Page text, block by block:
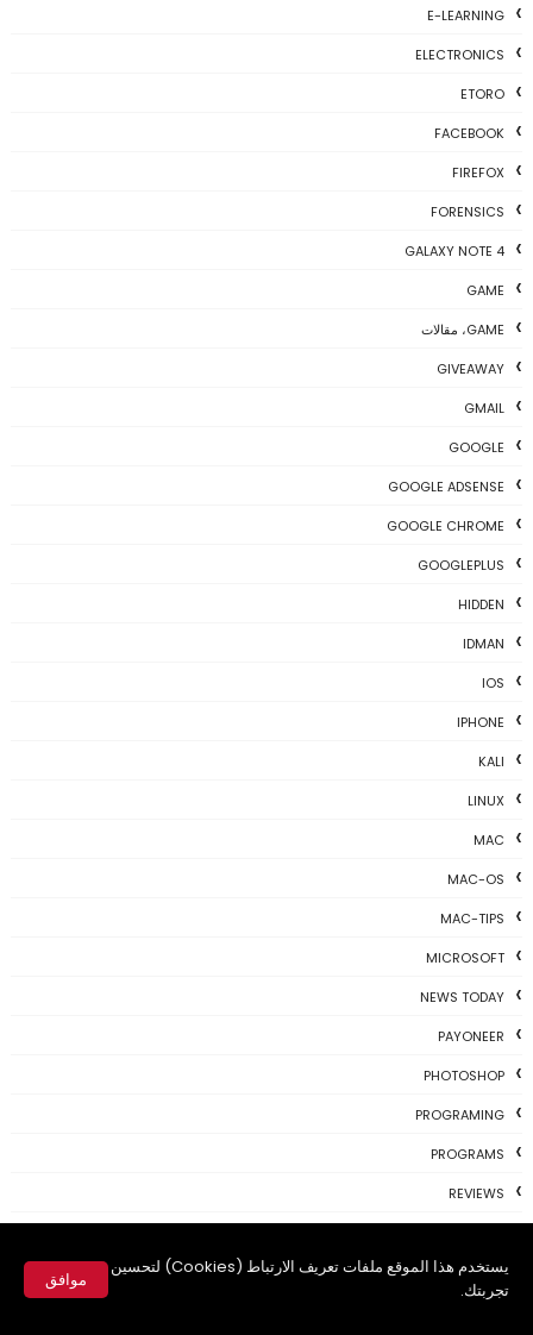
يستخدم هذا الموقع ملفات تعريف الارتباط (Cookies) لتحسين
تجربتك.
موافق
E-LEARNING
ELECTRONICS
ETORO
FACEBOOK
FIREFOX
FORENSICS
GALAXY NOTE 4
GAME
GAME، مقالات
GIVEAWAY
GMAIL
GOOGLE
GOOGLE ADSENSE
GOOGLE CHROME
GOOGLEPLUS
HIDDEN
IDMAN
IOS
IPHONE
KALI
LINUX
MAC
MAC-OS
MAC-TIPS
MICROSOFT
NEWS TODAY
PAYONEER
PHOTOSHOP
PROGRAMING
PROGRAMS
REVIEWS
TH3 NEWS